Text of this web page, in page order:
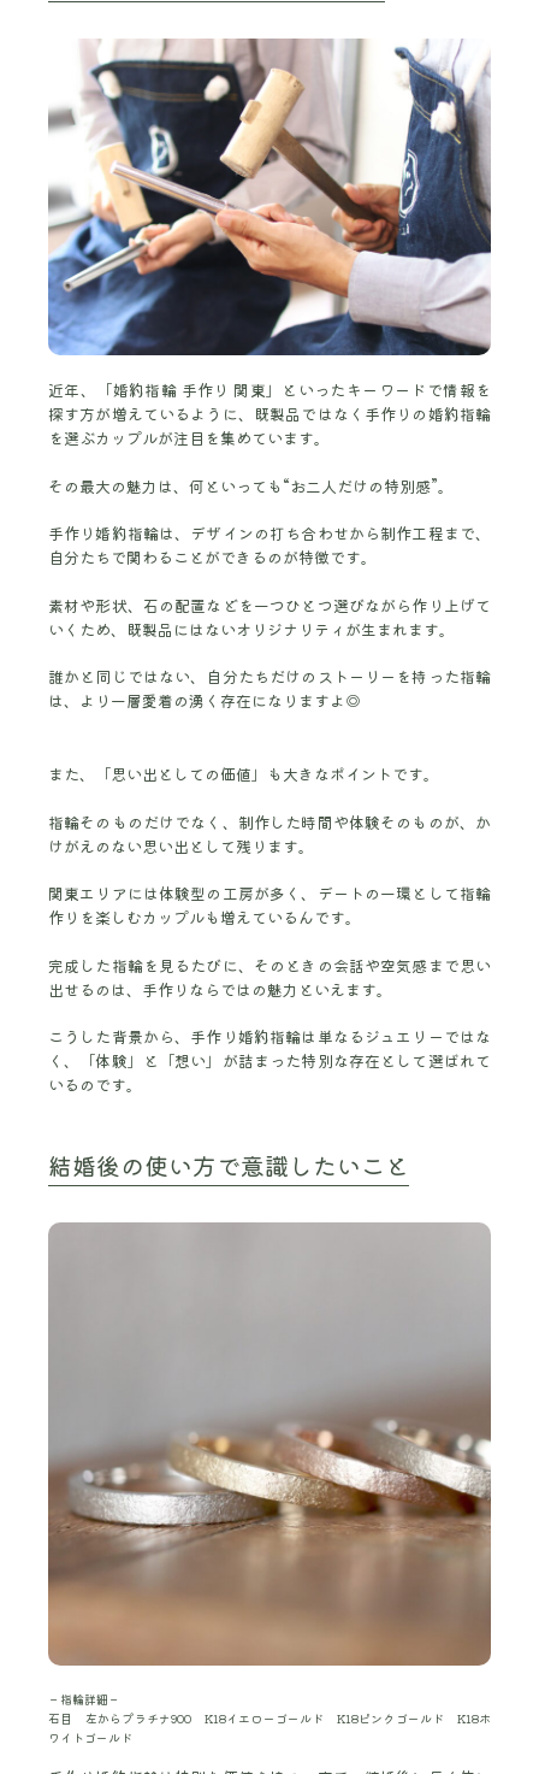
近年、「婚約指輪 手作り 関東」といったキーワードで情報を
探す方が増えているように、既製品ではなく手作りの婚約指輪
を選ぶカップルが注目を集めています。
その最大の魅力は、何といっても“お二人だけの特別感”。
手作り婚約指輪は、デザインの打ち合わせから制作工程まで、
自分たちで関わることができるのが特徴です。
素材や形状、石の配置などを一つひとつ選びながら作り上げて
いくため、既製品にはないオリジナリティが生まれます。
誰かと同じではない、自分たちだけのストーリーを持った指輪
は、より一層愛着の湧く存在になりますよ◎
また、「思い出としての価値」も大きなポイントです。
指輪そのものだけでなく、制作した時間や体験そのものが、か
けがえのない思い出として残ります。
関東エリアには体験型の工房が多く、デートの一環として指輪
作りを楽しむカップルも増えているんです。
完成した指輪を見るたびに、そのときの会話や空気感まで思い
出せるのは、手作りならではの魅力といえます。
こうした背景から、手作り婚約指輪は単なるジュエリーではな
く、「体験」と「想い」が詰まった特別な存在として選ばれて
いるのです。
結婚後の使い方で意識したいこと
－指輪詳細－
石目 左からプラチナ900 K18イエローゴールド K18ピンクゴールド K18ホ
ワイトゴールド